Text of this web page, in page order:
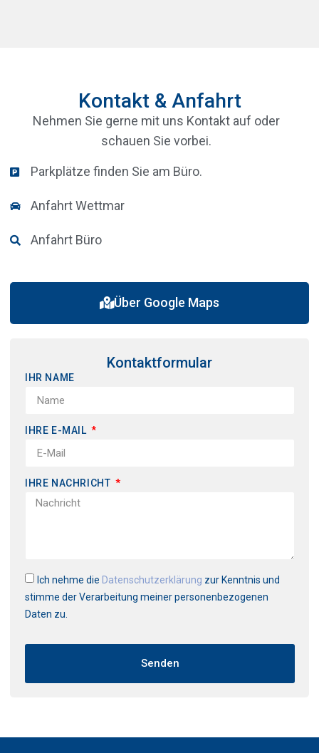
Kontakt & Anfahrt
Nehmen Sie gerne mit uns Kontakt auf oder
schauen Sie vorbei.
Parkplätze finden Sie am Büro.
Anfahrt Wettmar
Anfahrt Büro
Über Google Maps
Kontaktformular
IHR NAME
IHRE E-MAIL
IHRE NACHRICHT
Ich nehme die Datenschutz­erklärung zur Kenntnis und
stimme der Verarbeitung meiner personenbezogenen
Daten zu.
Senden